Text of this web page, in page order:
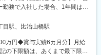
ております。
れてしまうため目立たない存
であり、人の命を守る重要な
技術が必要なのに対し、当社が
簡単で、工期の短縮やコストダ
務で入社した場合、1年間は近
国転勤あり※敷地内全面禁煙※
可能です。■中国支店広島県広
ピアジャパンセンター
目駅、比治山橋駅
万円◆賞与実績6カ月分】月給
の下限額は、あくまで最下限の